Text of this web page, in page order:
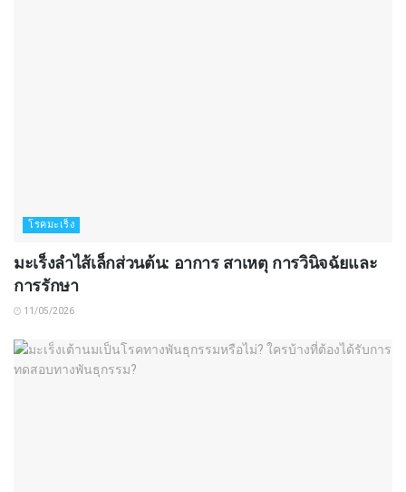
โรคมะเร็ง
มะเร็งลำไส้เล็กส่วนต้น: อาการ สาเหตุ การวินิจฉัยและ
การรักษา
11/05/2026